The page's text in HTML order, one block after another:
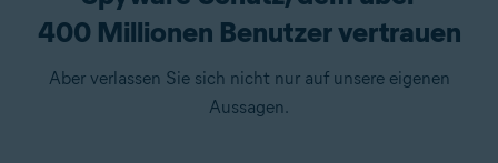
400 Millionen Benutzer vertrauen
Aber verlassen Sie sich nicht nur auf unsere eigenen
Aussagen.